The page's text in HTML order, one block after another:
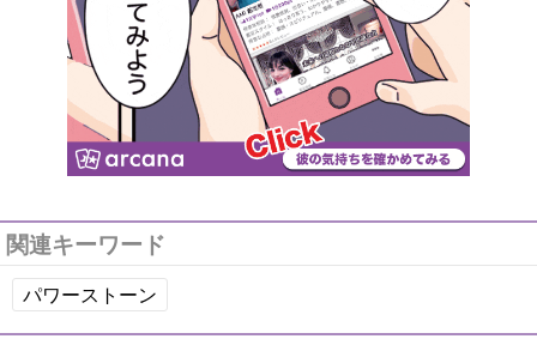
関連キーワード
パワーストーン